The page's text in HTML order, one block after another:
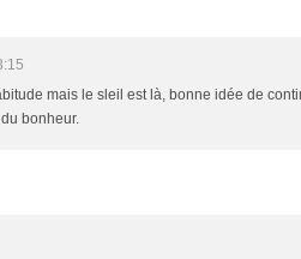
mais le sleil est là, bonne idée de
bonheur.